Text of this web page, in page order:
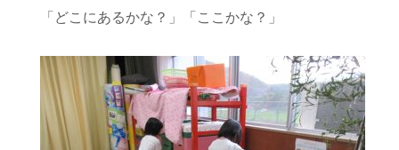
「どこにあるかな？」「ここかな？」